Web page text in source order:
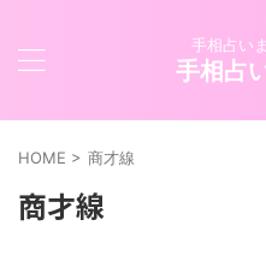
手相占い
手相占
HOME > 商才線
商才線